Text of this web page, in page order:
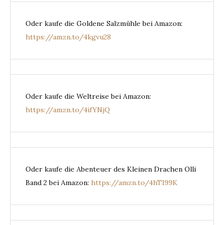
Oder kaufe die Goldene Salzmühle bei Amazon:
https://amzn.to/4kgvu28
Oder kaufe die Weltreise bei Amazon:
https://amzn.to/4ifYNjQ
Oder kaufe die Abenteuer des Kleinen Drachen Olli
Band 2 bei Amazon: https://amzn.to/4hTI99K